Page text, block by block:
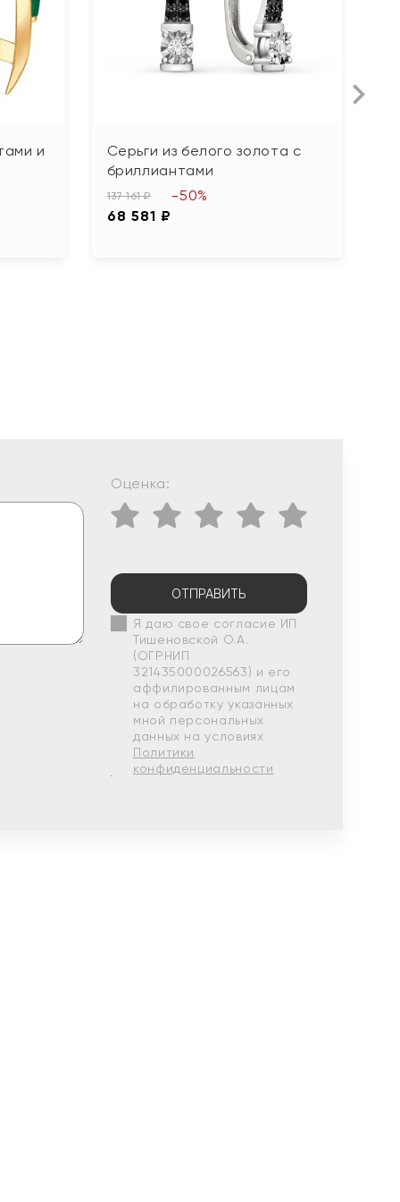
и
Серьги из белого золота с
бриллиантами
137 161 ₽
68 581 ₽
-50%
Оценка:
ОТПРАВИТЬ
Я даю свое согласие ИП
Тишеновской О.А.
(ОГРНИП
321435000026563) и его
аффилированным лицам
на обработку указанных
мной персональных
данных на условиях
Политики
конфиденциальности